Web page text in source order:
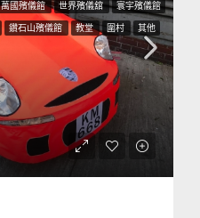
萬國殯儀館 世界殯儀舘 寰宇殯儀館
鑽石山殯儀館 教堂 圍村 其他